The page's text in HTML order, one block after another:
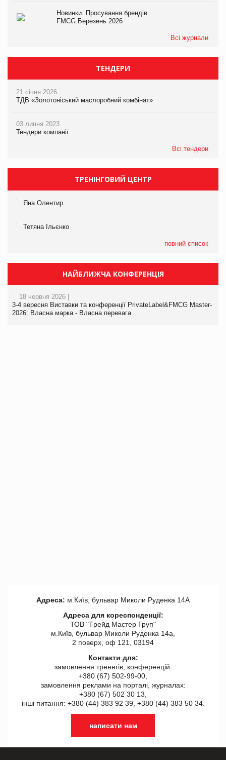
Новинки. Просування брендів
FMCG.Березень 2026
Всі журнали
ТЕНДЕРИ
21 січня 2026
ТДВ «Золотоніський маслоробний комбінат»
03 липня 2023
Тендери компанії
Всі тендери
ТРЕНІНГОВИЙ ЦЕНТР
Яна Олентир
Тетяна Ільєнко
повний список
НАЙБЛИЖЧА КОНФЕРЕНЦІЯ
18 червня 2026 |
3-4 вересня Виставки та конференції PrivateLabel&FMCG Master-
2026: Власна марка - Власна перевага
Адреса: м.Київ, бульвар Миколи Руденка 14А
Адреса для кореспонденції:
ТОВ "Tрейд Мастер Груп"
м.Київ, бульвар Миколи Руденка 14а,
2 поверх, оф 121, 03194
Контакти для:
замовлення треннгів, конференцій:
+380 (67) 502-99-00,
замовлення реклами на порталі, журналах:
+380 (67) 502 30 13,
інші питання: +380 (44) 383 92 39, +380 (44) 383 50 34.
написати нам